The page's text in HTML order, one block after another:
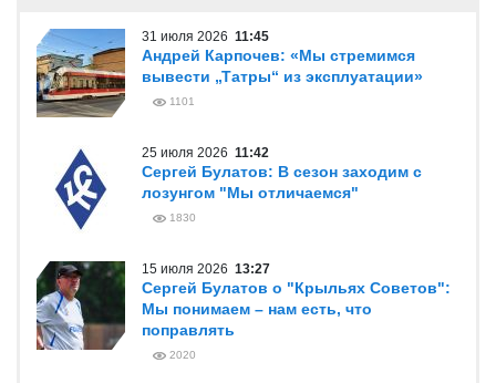
31 июля 2026 11:45
Андрей Карпочев: «Мы стремимся
вывести „Татры“ из эксплуатации»
1101
25 июля 2026 11:42
Сергей Булатов: В сезон заходим с
лозунгом "Мы отличаемся"
1830
15 июля 2026 13:27
Сергей Булатов о "Крыльях Советов":
Мы понимаем – нам есть, что
поправлять
2020